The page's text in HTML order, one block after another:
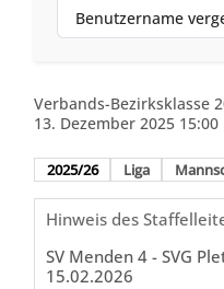
Benutzername
Verbands-Bezirksklasse
13. Dezember 2025 15:00
2025/26 Liga
Hinweis des
SV Menden 4 - SVG
15.02.2026